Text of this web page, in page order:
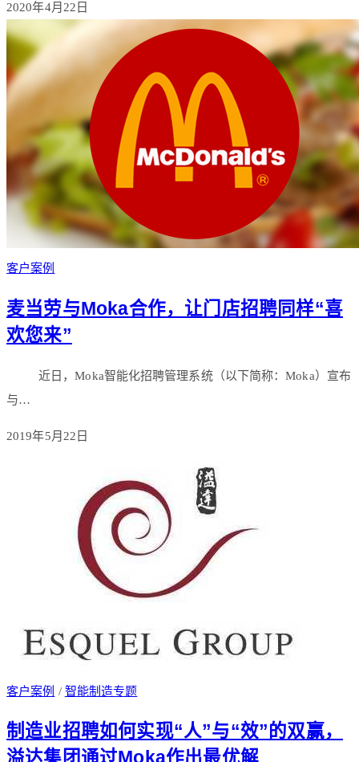
2020年4月22日
客户案例
麦当劳与Moka合作，让门店招聘同样“喜
欢您来”
近日，Moka智能化招聘管理系统（以下简称：Moka）宣布
与…
2019年5月22日
客户案例 / 智能制造专题
制造业招聘如何实现“人”与“效”的双赢，
溢达集团通过Moka作出最优解